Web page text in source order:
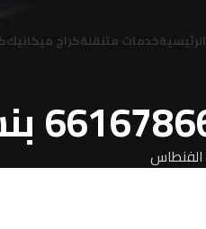
الرئيسيةخدمات متنقلةكراج ميكانيك